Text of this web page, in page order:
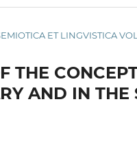
ET LINGVISTICA
THE
AND IN